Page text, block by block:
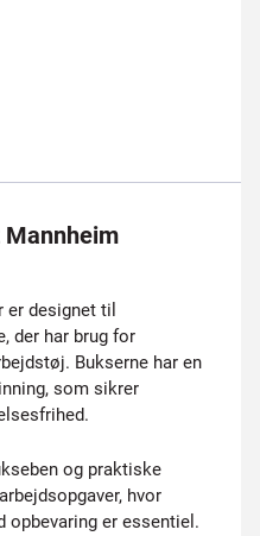
Mannheim
er designet til
der har brug for
Bukserne har en
som sikrer
og praktiske
hvor
er essentiel.